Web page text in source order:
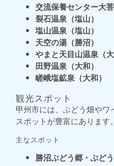
交流保養センター大
裂石温泉（塩山）
塩山温泉（塩山）
天空の湯（勝沼）
やまと天目山温泉（大
田野温泉（大和）
嵯峨塩鉱泉（大和）
観光スポット
甲州市には、ぶどう畑や
スポットが豊富にあります。
主なスポット
勝沼ぶどう郷・ぶど